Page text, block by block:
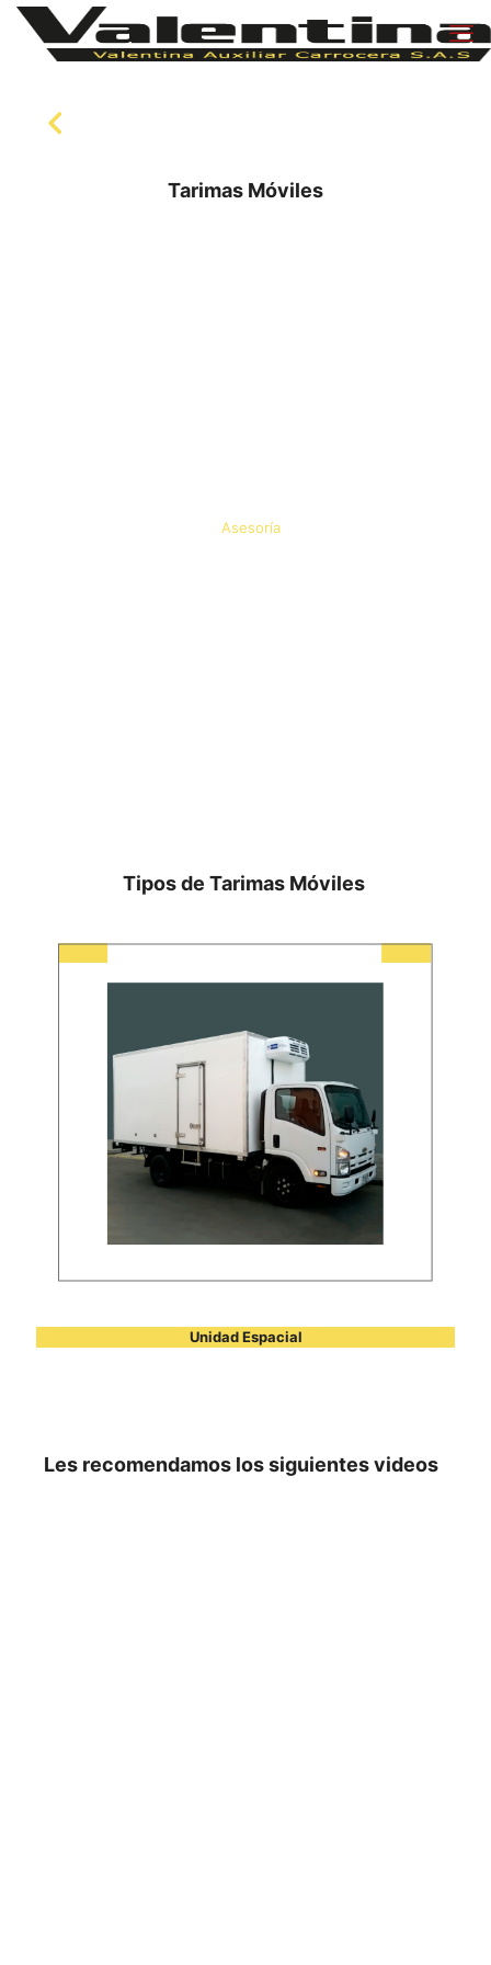
Tarimas Móviles
Asesoría
Tipos de Tarimas Móviles
Unidad Espacial
Les recomendamos los siguientes videos